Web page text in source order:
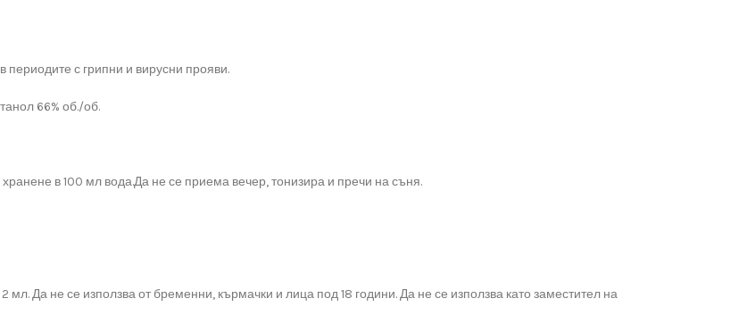
с грипни и вирусни прояви.
66% об./об.
в 100 мл вода.Да не се приема вечер, тонизира и пречи на съня.
Да не се използва от бременни, кърмачки и лица под 18 години. Да не се използва като заместител на